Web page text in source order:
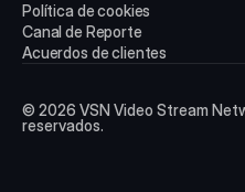
Política de cookies
Canal de Reporte
Acuerdos de clientes
© 2026 VSN Video Stream
reservados.